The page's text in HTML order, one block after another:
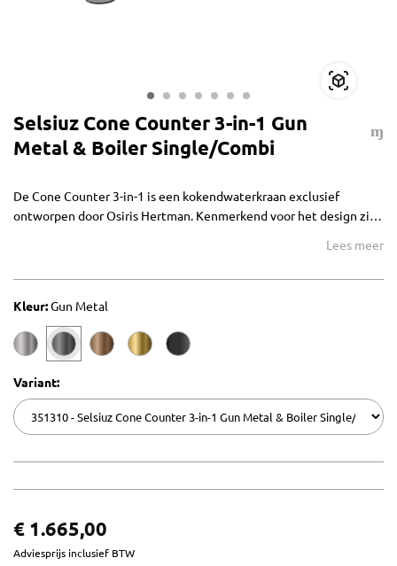
Selsiuz Cone Counter 3-in-1 Gun
Metal & Boiler Single/Combi
De Cone Counter 3-in-1 is een kokendwaterkraan exclusief
ontworpen door Osiris Hertman. Kenmerkend voor het design zijn
keukenblad. De rechter hendel geeft koud en warm water. De
Lees meer
Kleur:Gun Metal
Variant:
€ 1.665,00
Adviesprijs inclusief BTW